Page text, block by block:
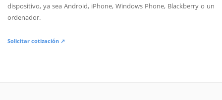
dispositivo, ya sea Android, iPhone, Windows Phone, Blackberry o un
ordenador.
Solicitar cotización ↗